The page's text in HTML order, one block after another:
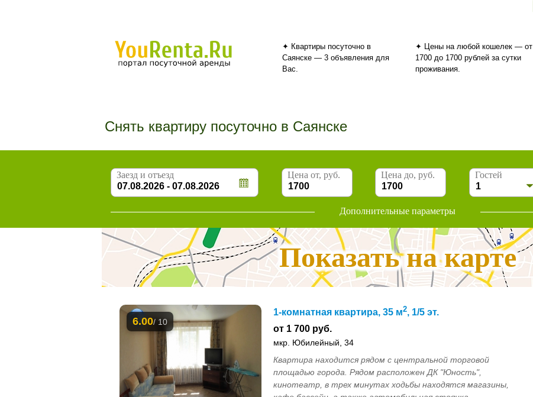
✦ Квартиры посуточно в
Саянске — 3 объявления для
Вас.
✦ Цены на любой кошелек — от
1700 до 1700 рублей за сутки
проживания.
Снять квартиру посуточно в Саянске
Заезд и отъезд Цена от, руб. Цена до, руб. Гостей
Дополнительные параметры
Показать на карте
6.00/ 10
1-комнатная квартира, 35 м2, 1/5 эт.
от 1 700 руб.
мкр. Юбилейный, 34
Квартира находится рядом с центральной торговой
площадью города. Рядом расположен ДК "Юность",
кинотеатр, в трех минутах ходьбы находятся магазины,